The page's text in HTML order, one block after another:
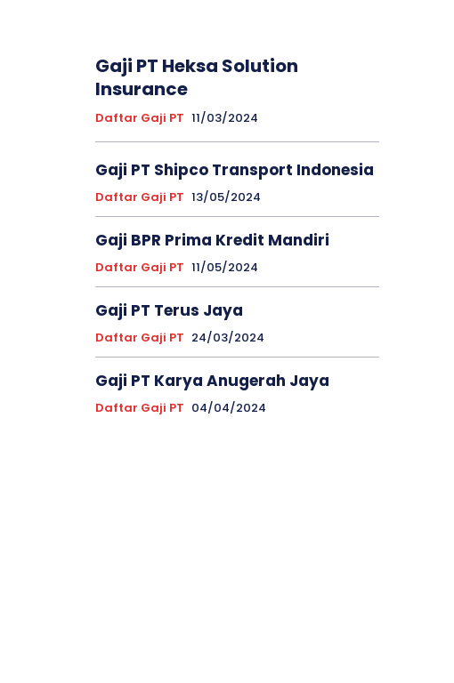
Gaji PT Heksa Solution
Insurance
Daftar Gaji PT 11/03/2024
Gaji PT Shipco Transport Indonesia
Daftar Gaji PT 13/05/2024
Gaji BPR Prima Kredit Mandiri
Daftar Gaji PT 11/05/2024
Gaji PT Terus Jaya
Daftar Gaji PT 24/03/2024
Gaji PT Karya Anugerah Jaya
Daftar Gaji PT 04/04/2024